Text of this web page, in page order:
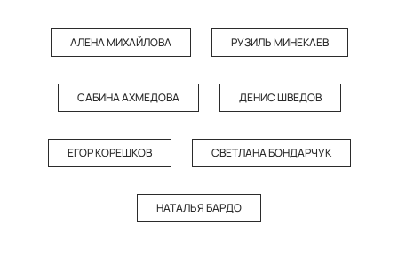
АЛЕНА МИХАЙЛОВА РУЗИЛЬ МИНЕКАЕВ
САБИНА АХМЕДОВА ДЕНИС ШВЕДОВ
ЕГОР КОРЕШКОВ СВЕТЛАНА БОНДАРЧУК
НАТАЛЬЯ БАРДО